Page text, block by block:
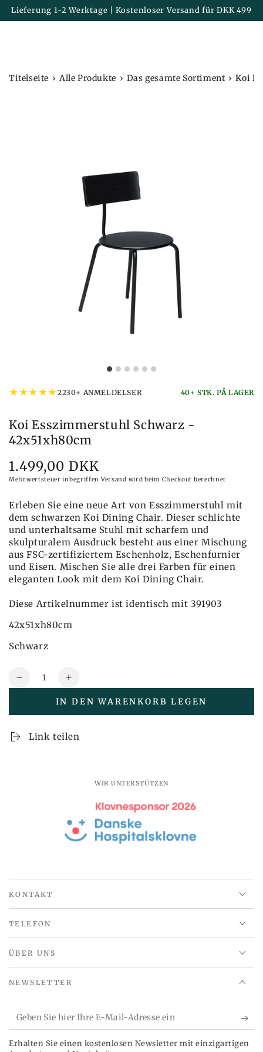
ZUM INHALT
SPRINGEN
Lieferung 1-2 Werktage | Kostenloser Versand für DKK 499
Korb
Titelseite › Alle Produkte › Das gesamte Sortiment › Koi
★★★★★2230+ ANMELDELSER 40+ STK. PÅ LAGER
Koi Esszimmerstuhl Schwarz -
42x51xh80cm
Preis
1.499,00 DKK
Mehrwertsteuer inbegriffen Versand wird beim Checkout berechnet
Erleben Sie eine neue Art von Esszimmerstuhl mit
dem schwarzen Koi Dining Chair. Dieser schlichte
und unterhaltsame Stuhl mit scharfem und
skulpturalem Ausdruck besteht aus einer Mischung
aus FSC-zertifiziertem Eschenholz, Eschenfurnier
und Eisen. Mischen Sie alle drei Farben für einen
eleganten Look mit dem Koi Dining Chair.
Diese Artikelnummer ist identisch mit 391903
42x51xh80cm
Schwarz
Menge
Reduzieren
Menge
Erhöhen
auch
Menge
Koi
IN DEN WARENKORB LEGEN
Link teilen
WIR UNTERSTÜTZEN
KONTAKT
TELEFON
ÜBER UNS
NEWSLETTER
Geben
Sie
Erhalten Sie einen kostenlosen Newsletter mit einzigartigen